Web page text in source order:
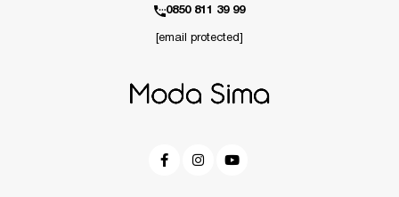
0850 811 39 99
[email protected]